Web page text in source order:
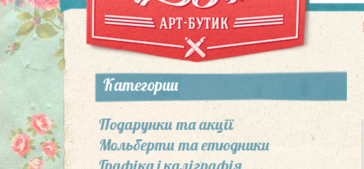
Категории
Подарунки та акції
Мольберти та етюдники